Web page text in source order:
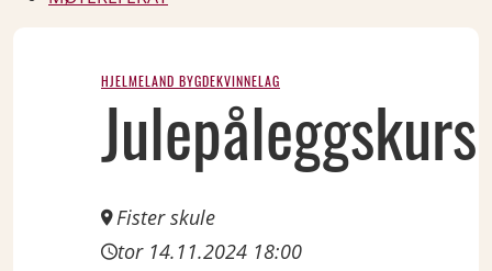
HJELMELAND BYGDEKVINNELAG
Julepåleggskurs
Fister skule
tor 14.11.2024 18:00